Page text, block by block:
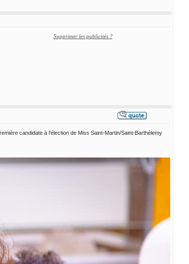
Supprimer les publicités ?
candidate à l'élection de Miss Saint-Martin/Saint-Barthélemy